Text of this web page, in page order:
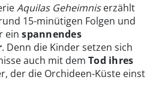
Aquilas Geheimniserzählt
15-minütigen Folgen und
ein spannendes
. Denn die Kinder setzen sich
auch mit dem Tod ihres
der die Orchideen-Küste einst